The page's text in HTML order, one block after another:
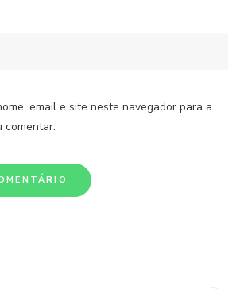
email e site neste navegador para a
comentar.